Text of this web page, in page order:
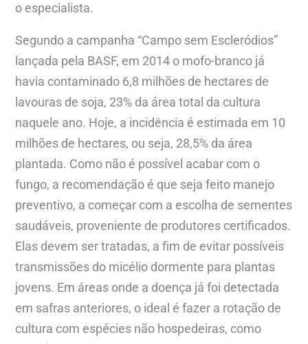
o especialista.
Segundo a campanha “Campo sem Escleródios”
lançada pela BASF, em 2014 o mofo-branco já
havia contaminado 6,8 milhões de hectares de
lavouras de soja, 23% da área total da cultura
naquele ano. Hoje, a incidência é estimada em 10
milhões de hectares, ou seja, 28,5% da área
plantada. Como não é possível acabar com o
fungo, a recomendação é que seja feito manejo
preventivo, a começar com a escolha de sementes
saudáveis, proveniente de produtores certificados.
Elas devem ser tratadas, a fim de evitar possíveis
transmissões do micélio dormente para plantas
jovens. Em áreas onde a doença já foi detectada
em safras anteriores, o ideal é fazer a rotação de
cultura com espécies não hospedeiras, como